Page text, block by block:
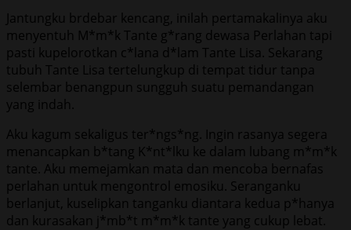
Jantungku brdebar kencang, inilah pertamakalinya aku
menyentuh M*m*k Tante g*rang dewasa Perlahan tapi
pasti kupelorotkan c*lana d*lam Tante Lisa. Sekarang
tubuh Tante Lisa tertelungkup di tempat tidur tanpa
selembar benangpun sungguh suatu pemandangan
yang indah.
Aku kagum sekaligus ter*ngs*ng. Ingin rasanya segera
menancapkan b*tang K*nt*lku ke dalam lubang m*m*k
tante. Aku memejamkan mata dan mencoba bernafas
perlahan untuk mengontrol emosiku. Seranganku
berlanjut, kuselipkan tanganku diantara kedua p*hanya
dan kurasakan j*mb*t m*m*k tante yang cukup lebat.